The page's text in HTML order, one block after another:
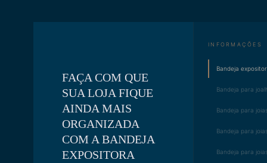
FAÇA COM QUE
SUA LOJA FIQUE
AINDA MAIS
ORGANIZADA
COM A BANDEJA
EXPOSITORA
INFORMAÇÕES
Bandeja
Bandeja para
Bandeja para
Bandeja para
Bandeja para